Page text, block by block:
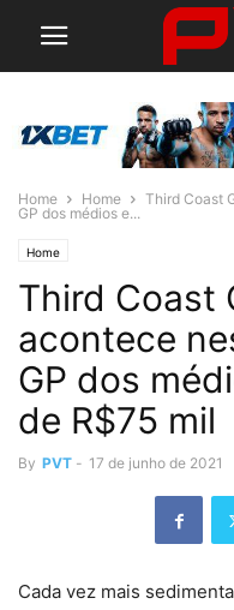
Home Home
Third Coast
GP dos médios e...
Home
Third Coast
acontece
GP dos
de R$75 mil
By PVT - 17 de junho de 2021
Cada vez mais